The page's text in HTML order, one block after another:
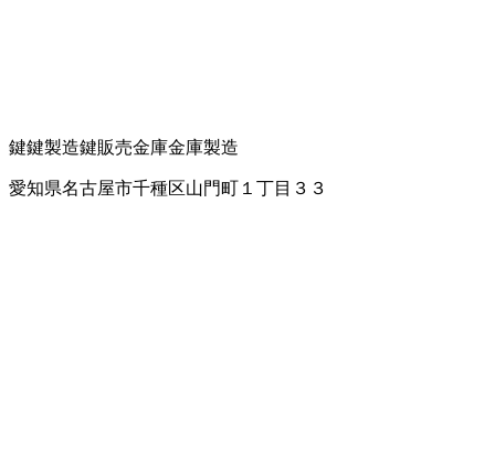
鍵鍵製造鍵販売金庫金庫製造
愛知県名古屋市千種区山門町１丁目３３